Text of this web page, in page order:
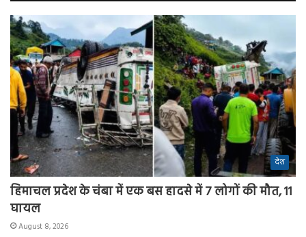
देश
हिमाचल प्रदेश के चंबा में एक बस हादसे में 7 लोगों की मौत, 11
घायल
August 8, 2026